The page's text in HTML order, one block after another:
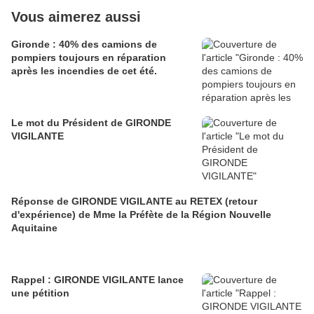
Vous aimerez aussi
Gironde : 40% des camions de
pompiers toujours en réparation
après les incendies de cet été.
Le mot du Président de GIRONDE
VIGILANTE
Réponse de GIRONDE VIGILANTE au RETEX (retour
d'expérience) de Mme la Préfète de la Région Nouvelle
Aquitaine
Rappel : GIRONDE VIGILANTE lance
une pétition